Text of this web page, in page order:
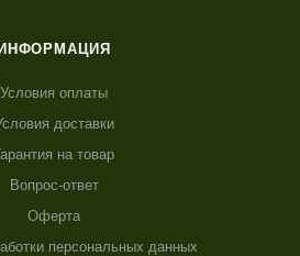
ИНФОРМАЦИЯ
Условия оплаты
доставки
на товар
Вопрос-ответ
Оферта
персональных данных